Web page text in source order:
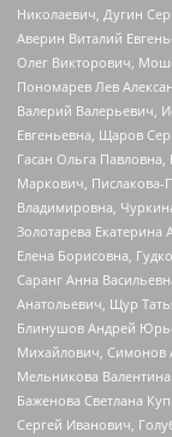
Николаевич, Дугин
Аверин Виталий
Олег Викторович,
Пономарев Лев
Валерий Валерьевич,
Евгеньевна, Щаров
Гасан Ольга
Маркович, Пислакова-
Владимировна,
Золотарева
Елена Борисовна,
Саранг Анна
Анатольевич, Щур
Блинушов Андрей
Михайлович, Симонов
Мельникова
Баженова Светлана
Сергей Иванович,